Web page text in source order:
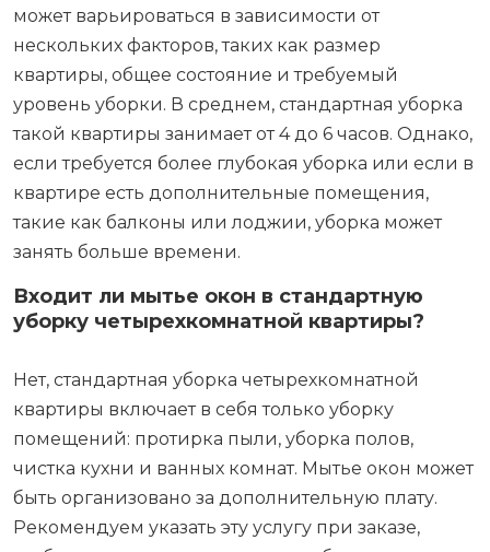
может варьироваться в зависимости от
нескольких факторов, таких как размер
квартиры, общее состояние и требуемый
уровень уборки. В среднем, стандартная уборка
такой квартиры занимает от 4 до 6 часов. Однако,
если требуется более глубокая уборка или если в
квартире есть дополнительные помещения,
такие как балконы или лоджии, уборка может
занять больше времени.
Входит ли мытье окон в стандартную
уборку четырехкомнатной квартиры?
Нет, стандартная уборка четырехкомнатной
квартиры включает в себя только уборку
помещений: протирка пыли, уборка полов,
чистка кухни и ванных комнат. Мытье окон может
быть организовано за дополнительную плату.
Рекомендуем указать эту услугу при заказе,